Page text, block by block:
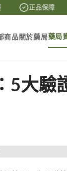
正品保障
商品 關於藥局藥局
5大驗